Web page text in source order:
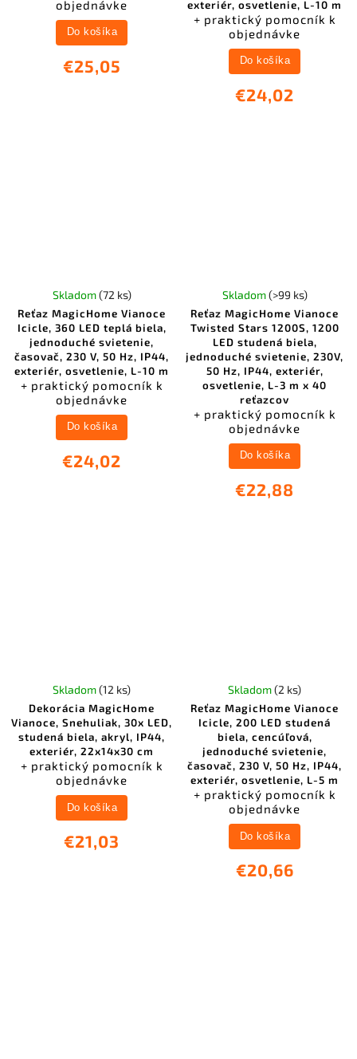
objednávke
€25,05
Do košíka
exteriér, osvetlenie, L-10 m
+ praktický pomocník k
objednávke
€24,02
Do košíka
Reťaz MagicHome Vianoce
Icicle, 360 LED teplá biela,
jednoduché svietenie,
časovač, 230 V, 50 Hz, IP44,
exteriér, osvetlenie, L-10 m
+ praktický pomocník k
objednávke
Skladom(72 ks)
€24,02
Do košíka
Reťaz MagicHome Vianoce
Twisted Stars 1200S, 1200
LED studená biela,
jednoduché svietenie, 230V,
50 Hz, IP44, exteriér,
osvetlenie, L-3 m x 40
reťazcov
+ praktický pomocník k
objednávke
Skladom(>99 ks)
€22,88
Do košíka
Dekorácia MagicHome
Vianoce, Snehuliak, 30x LED,
studená biela, akryl, IP44,
exteriér, 22x14x30 cm
+ praktický pomocník k
objednávke
Skladom(12 ks)
€21,03
Do košíka
Reťaz MagicHome Vianoce
Icicle, 200 LED studená
biela, cencúľová,
jednoduché svietenie,
časovač, 230 V, 50 Hz, IP44,
exteriér, osvetlenie, L-5 m
+ praktický pomocník k
objednávke
Skladom(2 ks)
€20,66
Do košíka